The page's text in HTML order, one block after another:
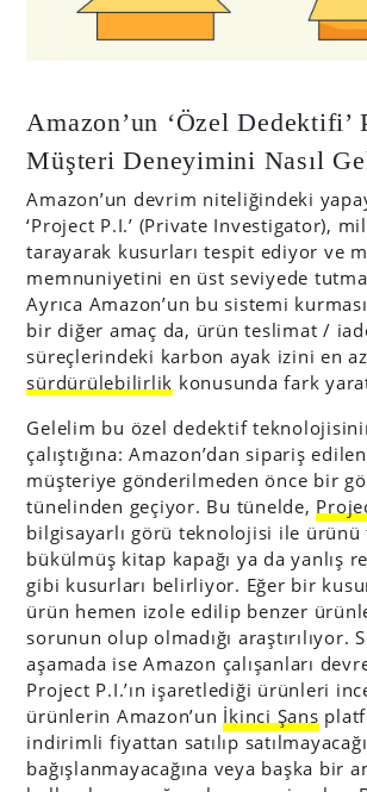
Amazon’un ‘Özel Dedektifi’
Müşteri Deneyimini Nasıl
Amazon’un devrim niteliğindeki
‘Project P.I.’ (Private Investigator),
tarayarak kusurları tespit ediyor ve
memnuniyetini en üst seviyede
Ayrıca Amazon’un bu sistemi
bir diğer amaç da, ürün teslimat /
süreçlerindeki karbon ayak izini en
sürdürülebilirlik konusunda fark
Gelelim bu özel dedektif
çalıştığına: Amazon’dan sipariş
müşteriye gönderilmeden önce bir
tünelinden geçiyor. Bu tünelde,
bilgisayarlı görü teknolojisi ile ürünü
bükülmüş kitap kapağı ya da yanlış
gibi kusurları belirliyor. Eğer bir
ürün hemen izole edilip benzer
sorunun olup olmadığı araştırılıyor.
aşamada ise Amazon çalışanları
Project P.I.’ın işaretlediği ürünleri
ürünlerin Amazon’un İkinci Şans
indirimli fiyattan satılıp
bağışlanmayacağına veya başka bir